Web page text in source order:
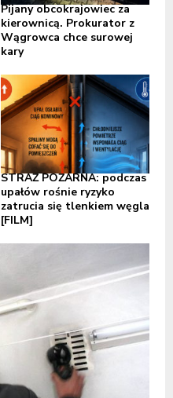
Pijany obcokrajowiec za
kierownicą. Prokurator z
Wągrowca chce surowej
kary
STRAŻ POŻARNA: podczas
upałów rośnie ryzyko
zatrucia się tlenkiem węgla
[FILM]